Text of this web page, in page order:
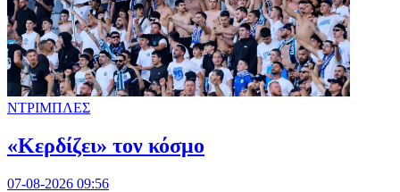
ΝΤΡΙΜΠΛΕΣ
«Κερδίζει» τον κόσμο
07-08-2026 09:56